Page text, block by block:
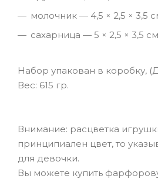
молочник — 4,5 × 2,5 × 3,5
сахарница — 5 × 2,5 × 3,5
Набор упакован в коробку,
Вес: 615 гр.
Внимание: расцветка
принципиален цвет, то
для девочки.
Вы можете купить